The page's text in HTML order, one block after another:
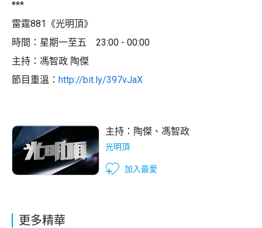
***
雷霆881《光明頂》
時間：星期一至五 23:00 - 00:00
主持：馮智政 陶傑
節目重溫： http://bit.ly/397vJaX
主持： 陶傑 、 馮智政
光明頂
加入最愛
更多精華